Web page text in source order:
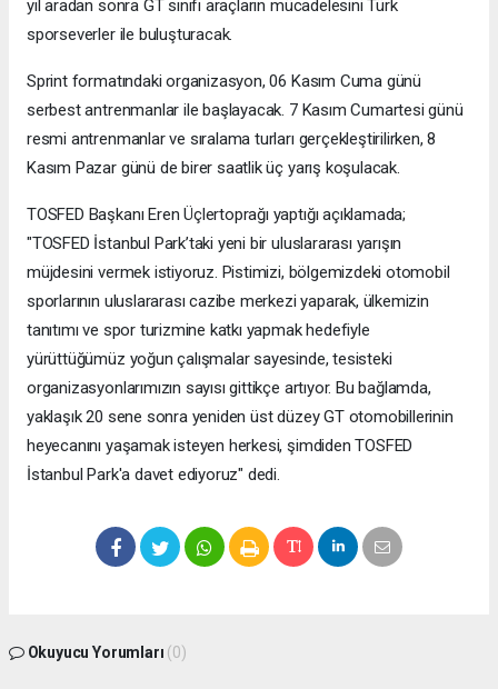
yıl aradan sonra GT sınıfı araçların mücadelesini Türk
sporseverler ile buluşturacak.
Sprint formatındaki organizasyon, 06 Kasım Cuma günü
serbest antrenmanlar ile başlayacak. 7 Kasım Cumartesi günü
resmi antrenmanlar ve sıralama turları gerçekleştirilirken, 8
Kasım Pazar günü de birer saatlik üç yarış koşulacak.
TOSFED Başkanı Eren Üçlertoprağı yaptığı açıklamada;
"TOSFED İstanbul Park’taki yeni bir uluslararası yarışın
müjdesini vermek istiyoruz. Pistimizi, bölgemizdeki otomobil
sporlarının uluslararası cazibe merkezi yaparak, ülkemizin
tanıtımı ve spor turizmine katkı yapmak hedefiyle
yürüttüğümüz yoğun çalışmalar sayesinde, tesisteki
organizasyonlarımızın sayısı gittikçe artıyor. Bu bağlamda,
yaklaşık 20 sene sonra yeniden üst düzey GT otomobillerinin
heyecanını yaşamak isteyen herkesi, şimdiden TOSFED
İstanbul Park'a davet ediyoruz" dedi.
Okuyucu Yorumları (0)